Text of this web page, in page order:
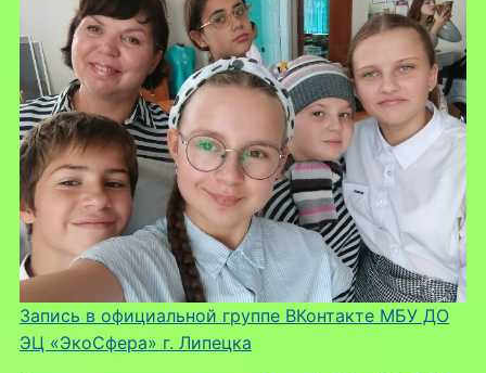
Запись в официальной группе ВКонтакте МБУ ДО
ЭЦ «ЭкоСфера» г. Липецка